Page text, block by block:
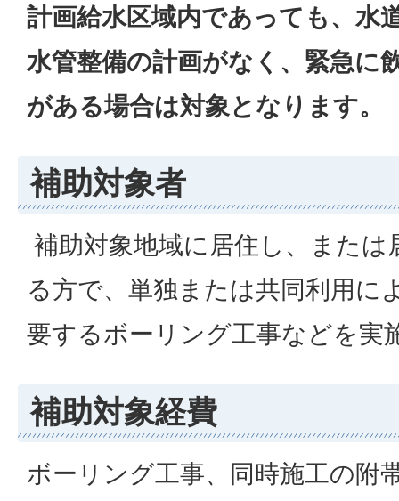
計画給水区域内であっても、水
水管整備の計画がなく、緊急に
がある場合は対象となります。
補助対象者
補助対象地域に居住し、また
る方で、単独または共同利用に
要するボーリング工事などを実
補助対象経費
ボーリング工事、同時施工の附